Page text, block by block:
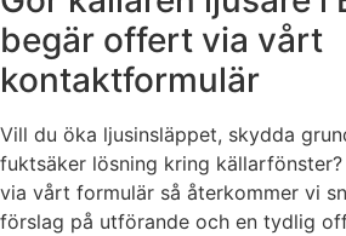
begär offert via vårt
kontaktformulär
Vill du öka ljusinsläppet, skydda
fuktsäker lösning kring
via vårt formulär så återkommer vi
förslag på utförande och en tydlig